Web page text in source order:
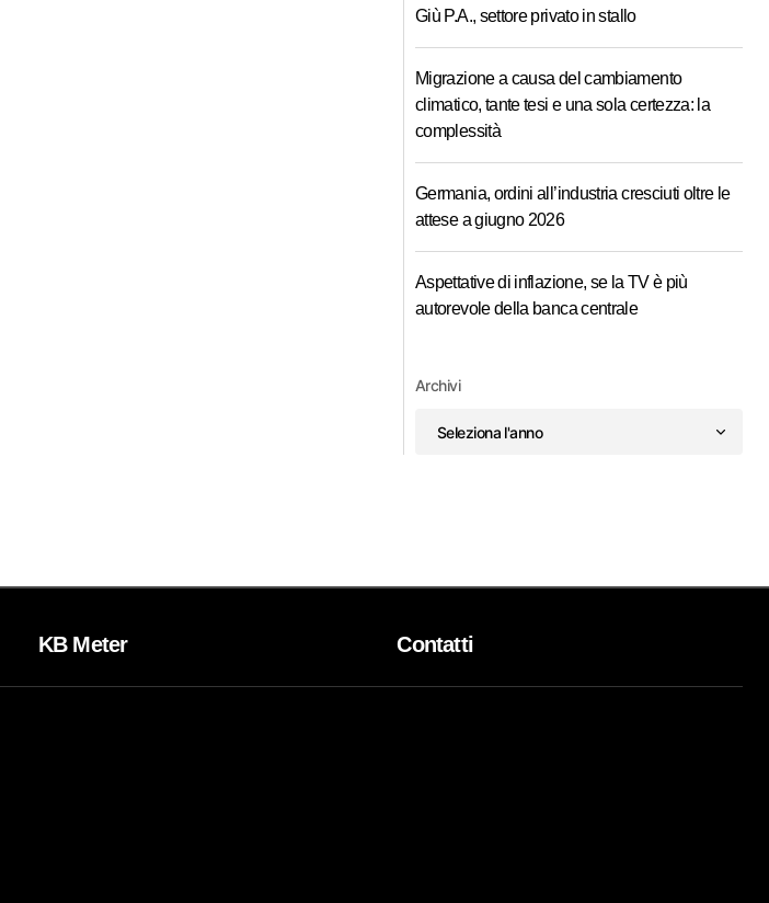
Giù P.A., settore privato in stallo
Migrazione a causa del cambiamento
climatico, tante tesi e una sola certezza: la
complessità
Germania, ordini all’industria cresciuti oltre le
attese a giugno 2026
Aspettative di inflazione, se la TV è più
autorevole della banca centrale
Archivi
KB Meter Contatti